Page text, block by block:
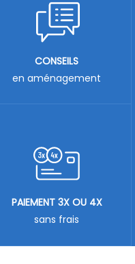
CONSEILS
en aménagement
PAIEMENT 3X OU 4X
sans frais